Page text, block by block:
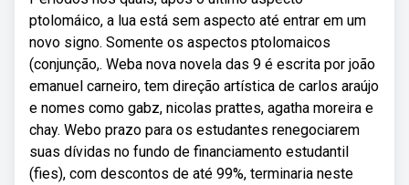
ptolomáico, a lua está sem aspecto até entrar em um
novo signo. Somente os aspectos ptolomaicos
(conjunção,. Weba nova novela das 9 é escrita por joão
emanuel carneiro, tem direção artística de carlos araújo
e nomes como gabz, nicolas prattes, agatha moreira e
chay. Webo prazo para os estudantes renegociarem
suas dívidas no fundo de financiamento estudantil
(fies), com descontos de até 99%, terminaria neste